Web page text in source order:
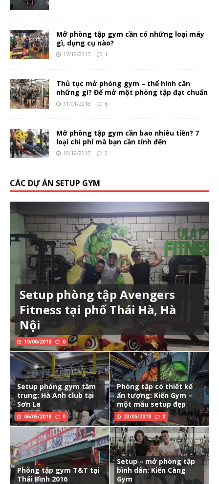
Mở phòng tập gym cần có những loại máy
gì, dụng cụ nào?
17/12/2017 1
Thủ tục mở phòng gym – thể hình cần
những gì? Để mở một phòng tập đạt chuẩn
11/01/2018 6
Mở phòng tập gym cần bao nhiêu tiền? 7
loại chi phí mà bạn cần tính đến
10/12/2017 2
CÁC DỰ ÁN SETUP GYM
Setup phòng tập Avengers
Fitness tại phố Thái Hà, Hà
Nội
19/06/2018 0
Setup phòng gym tầm
trung: Hà Anh club tại
Sơn La
06/05/2018 0
Phòng tập có thiết kế
ấn tượng: Kiến Gym –
một mẫu setup đẹp
23/05/2018 0
Phòng tập gym T&T tại
Thái Bình 2016
Setup – mở phòng tập
bình dân: Kiến Càng
Gym